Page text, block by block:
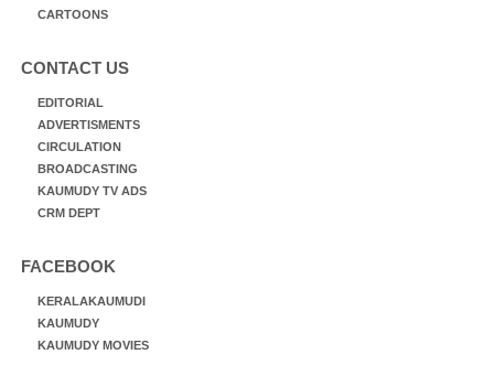
CARTOONS
CONTACT US
EDITORIAL
ADVERTISMENTS
CIRCULATION
BROADCASTING
KAUMUDY TV ADS
CRM DEPT
FACEBOOK
KERALAKAUMUDI
KAUMUDY
KAUMUDY MOVIES